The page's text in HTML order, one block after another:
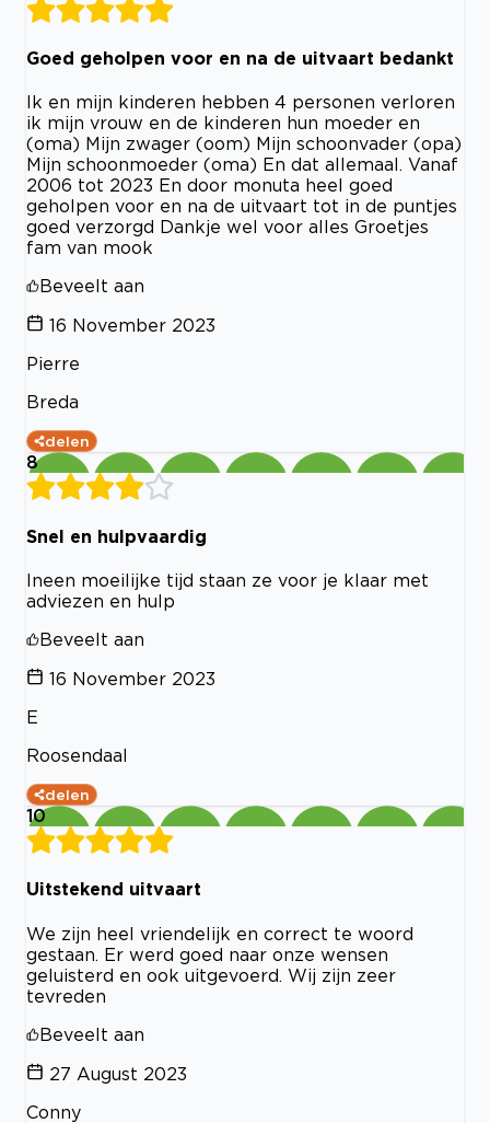
Goed geholpen voor en na de uitvaart bedankt
Ik en mijn kinderen hebben 4 personen verloren
ik mijn vrouw en de kinderen hun moeder en
(oma) Mijn zwager (oom) Mijn schoonvader (opa)
Mijn schoonmoeder (oma) En dat allemaal. Vanaf
2006 tot 2023 En door monuta heel goed
geholpen voor en na de uitvaart tot in de puntjes
goed verzorgd Dankje wel voor alles Groetjes
fam van mook
Beveelt aan
16 November 2023
Pierre
Breda
delen
8
Snel en hulpvaardig
Ineen moeilijke tijd staan ze voor je klaar met
adviezen en hulp
Beveelt aan
16 November 2023
E
Roosendaal
delen
10
Uitstekend uitvaart
We zijn heel vriendelijk en correct te woord
gestaan. Er werd goed naar onze wensen
geluisterd en ook uitgevoerd. Wij zijn zeer
tevreden
Beveelt aan
27 August 2023
Conny